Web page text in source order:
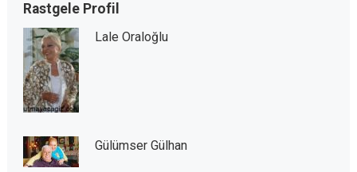
Rastgele Profil
Lale Oraloğlu
Gülümser Gülhan